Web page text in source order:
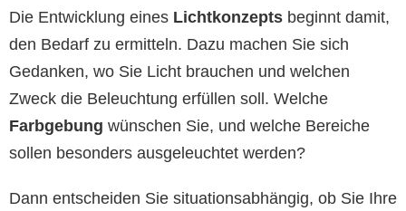
Die Entwicklung eines Lichtkonzepts beginnt damit,
den Bedarf zu ermitteln. Dazu machen Sie sich
Gedanken, wo Sie Licht brauchen und welchen
Zweck die Beleuchtung erfüllen soll. Welche
Farbgebung wünschen Sie, und welche Bereiche
sollen besonders ausgeleuchtet werden?
Dann entscheiden Sie situationsabhängig, ob Sie Ihre